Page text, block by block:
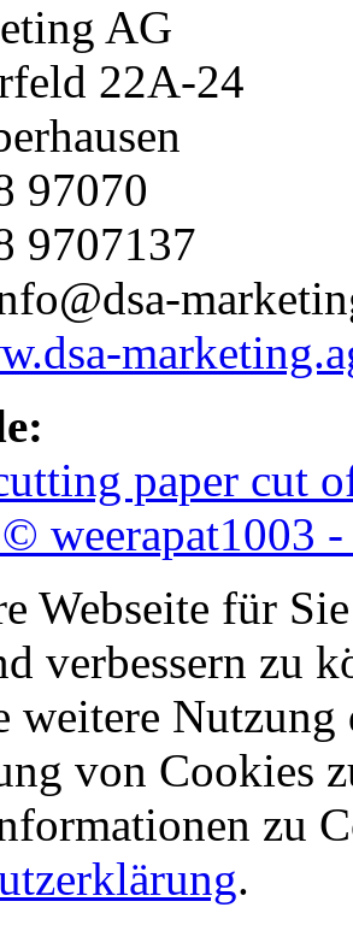
AG
22A-24
97070
9707137
paper cut
weerapat1003
Webseite für
verbessern zu
weitere Nutzung
von Cookies
zu
.